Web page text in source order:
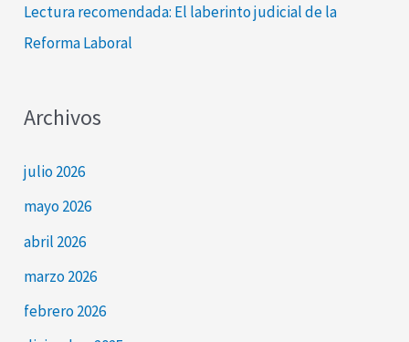
Lectura recomendada: El laberinto judicial de la
Reforma Laboral
Archivos
julio 2026
mayo 2026
abril 2026
marzo 2026
febrero 2026